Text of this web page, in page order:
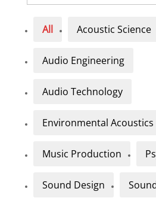
All Acoustic Science
Audio Engineering
Audio Technology
Environmental Acoustics
Music Production
Sound Design